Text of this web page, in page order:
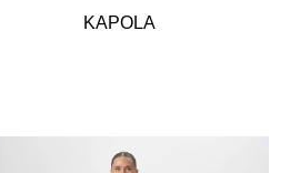
KAPOLA